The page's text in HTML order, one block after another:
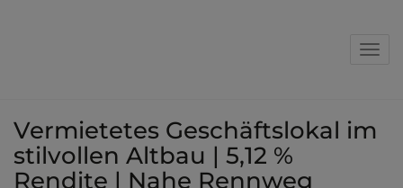
Vermietetes Geschäftslokal im
stilvollen Altbau | 5,12 %
Rendite | Nahe Rennweg